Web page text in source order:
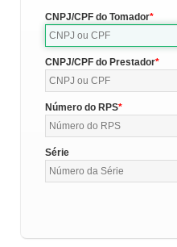
CNPJ/CPF do Tomador
CNPJ/CPF do Prestador
Número do RPS
Série